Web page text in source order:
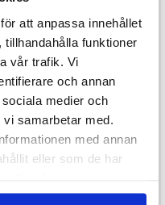
att anpassa innehållet
funktioner
vår trafik. Vi
och annan
medier och
samarbetar med.
med annan
eller som de har
band som säkerställer att
One size-designen gör att